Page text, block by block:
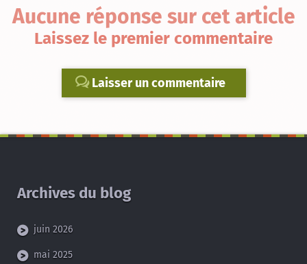
Aucune réponse sur cet article
Laissez le premier commentaire
Laisser un commentaire
Archives du blog
juin 2026
mai 2025